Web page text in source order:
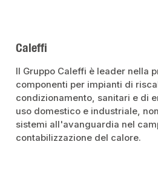
Caleffi
Il Gruppo Caleffi è leader nella
componenti per impianti di
condizionamento, sanitari e di
uso domestico e industriale,
sistemi all'avanguardia nel
contabilizzazione del calore.